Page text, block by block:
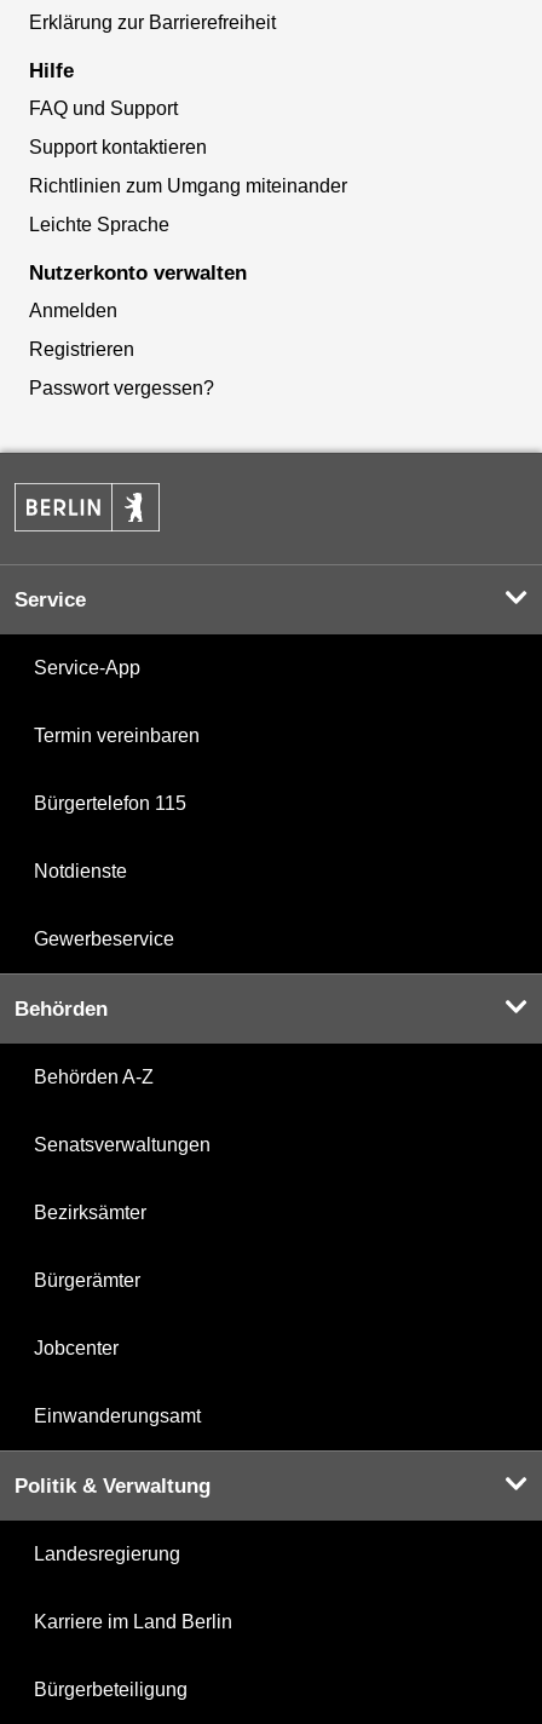
Erklärung zur Barrierefreiheit
Hilfe
FAQ und Support
Support kontaktieren
Richtlinien zum Umgang miteinander
Leichte Sprache
Nutzerkonto verwalten
Anmelden
Registrieren
Passwort vergessen?
Service
Service-App
Termin vereinbaren
Bürgertelefon 115
Notdienste
Gewerbeservice
Behörden
Behörden A-Z
Senatsverwaltungen
Bezirksämter
Bürgerämter
Jobcenter
Einwanderungsamt
Politik & Verwaltung
Landesregierung
Karriere im Land Berlin
Bürgerbeteiligung